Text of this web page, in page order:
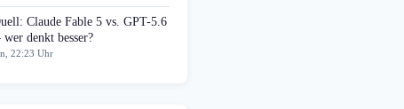
Claude Fable 5 vs. GPT-5.6
wer denkt besser?
22:23 Uhr